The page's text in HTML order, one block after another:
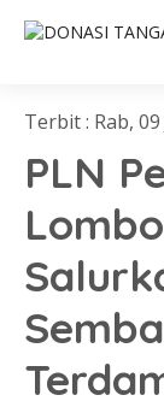
Terbit : Rab, 09
PLN